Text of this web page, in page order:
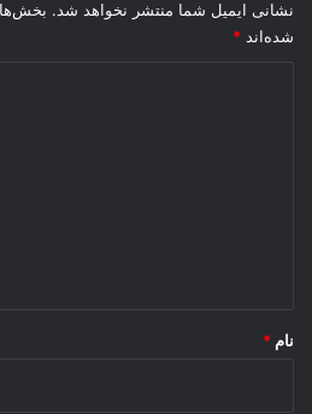
نشانی ایمیل شما منتشر نخواهد شد.
شده‌اند *
نام *